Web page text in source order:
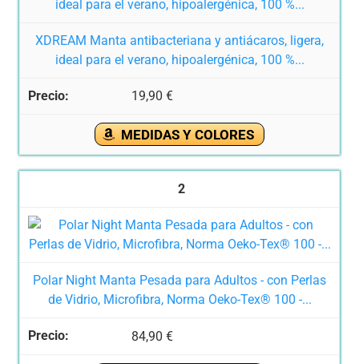
XDREAM Manta antibacteriana y antiácaros, ligera,
ideal para el verano, hipoalergénica, 100 %...
19,90 €
MEDIDAS Y COLORES
2
Polar Night Manta Pesada para Adultos - con Perlas
de Vidrio, Microfibra, Norma Oeko-Tex® 100 -...
84,90 €